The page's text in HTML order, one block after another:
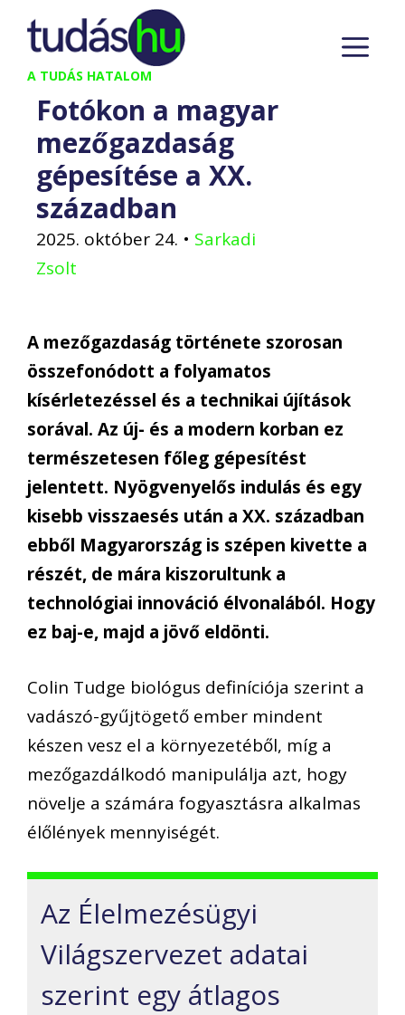
Kilépés
tartalomba
A TUDÁS HATALOM
Fotókon a magyar
mezőgazdaság
gépesítése a XX.
században
2025. október 24. • Sarkadi
Zsolt
A mezőgazdaság története szorosan
összefonódott a folyamatos
kísérletezéssel és a technikai újítások
sorával. Az új- és a modern korban ez
természetesen főleg gépesítést
jelentett. Nyögvenyelős indulás és egy
kisebb visszaesés után a XX. században
ebből Magyarország is szépen kivette a
részét, de mára kiszorultunk a
technológiai innováció élvonalából. Hogy
ez baj-e, majd a jövő eldönti.
Colin Tudge biológus definíciója szerint a
vadászó-gyűjtögető ember mindent
készen vesz el a környezetéből, míg a
mezőgazdálkodó manipulálja azt, hogy
növelje a számára fogyasztásra alkalmas
élőlények mennyiségét.
Az Élelmezésügyi
Világszervezet adatai
szerint egy átlagos